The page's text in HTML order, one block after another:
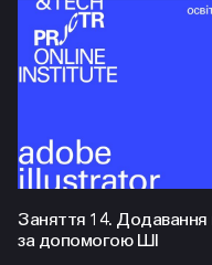
Заняття 14. Додавання
за допомогою ШІ